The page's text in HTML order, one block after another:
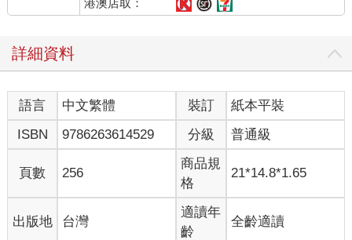
詳細資料
語言 中文繁體 裝訂
紙本平裝
ISBN
9786263614529 分級 普通級
頁數 256
商品規
格
21*14.8*1.65
出版地 台灣
適讀年
齡
全齡適讀